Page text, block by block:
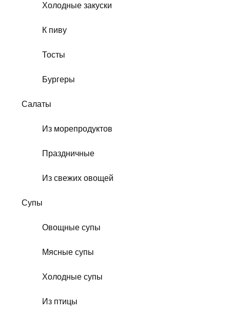
Холодные закуски
К пиву
Тосты
Бургеры
Салаты
Из морепродуктов
Праздничные
Из свежих овощей
Супы
Овощные супы
Мясные супы
Холодные супы
Из птицы